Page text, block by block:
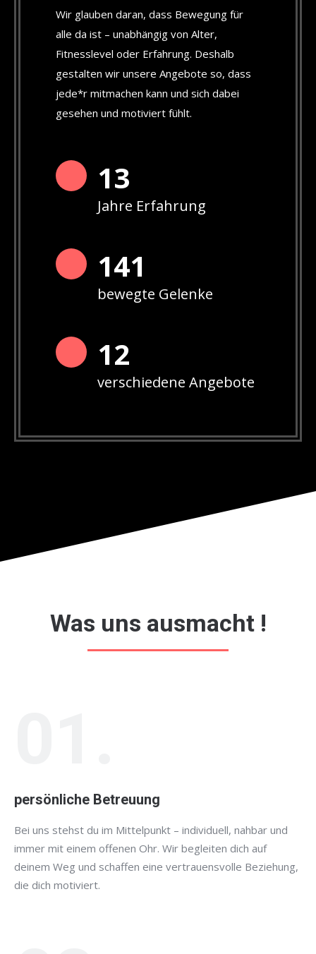
Wir glauben daran, dass Bewegung für
alle da ist – unabhängig von Alter,
Fitnesslevel oder Erfahrung. Deshalb
gestalten wir unsere Angebote so, dass
jede*r mitmachen kann und sich dabei
gesehen und motiviert fühlt.
13
Jahre Erfahrung
142
bewegte Gelenke
12
verschiedene Angebote
Was uns ausmacht !
persönliche Betreuung
Bei uns stehst du im Mittelpunkt – individuell, nahbar und
immer mit einem offenen Ohr. Wir begleiten dich auf
deinem Weg und schaffen eine vertrauensvolle Beziehung,
die dich motiviert.